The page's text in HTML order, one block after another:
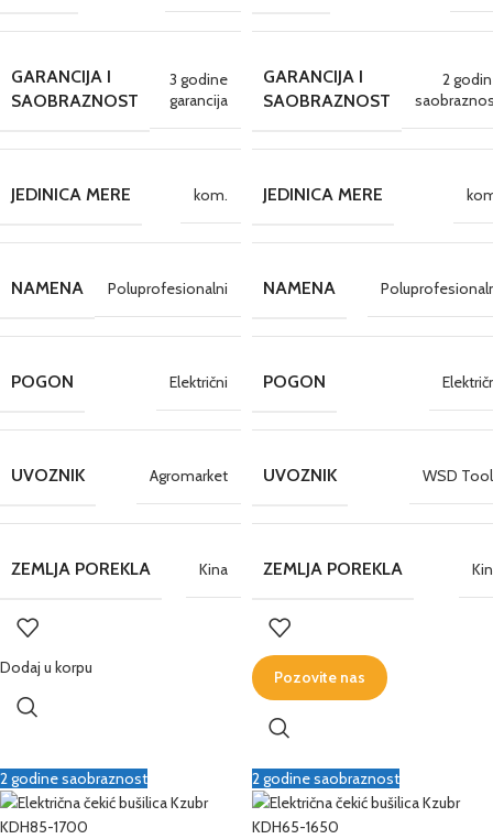
GARANCIJA I
SAOBRAZNOST
3 godine
garancija
JEDINICA MERE kom.
NAMENA Poluprofesionalni
POGON Električni
UVOZNIK Agromarket
ZEMLJA POREKLA Kina
Dodaj u korpu
GARANCIJA I
SAOBRAZNOST
2
JEDINICA MERE
NAMENA
POGON
UVOZNIK WSD
ZEMLJA POREKLA
Pozovite nas
2 godine saobraznost 2 godine saobraznost